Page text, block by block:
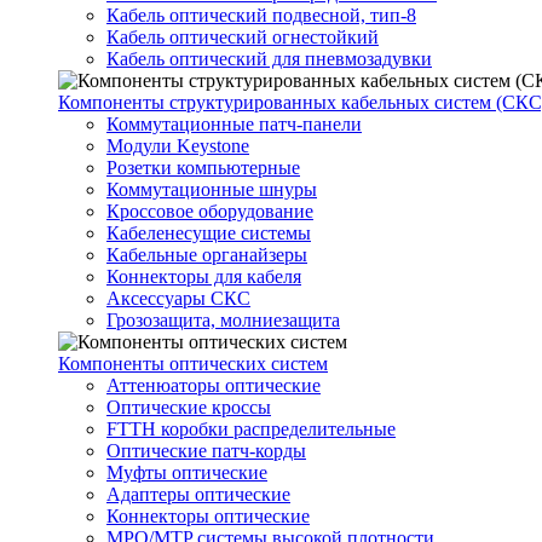
Кабель оптический подвесной, тип-8
Кабель оптический огнестойкий
Кабель оптический для пневмозадувки
Компоненты структурированных кабельных систем
Коммутационные патч-панели
Модули Keystone
Розетки компьютерные
Коммутационные шнуры
Кроссовое оборудование
Кабеленесущие системы
Кабельные органайзеры
Коннекторы для кабеля
Аксессуары СКС
Грозозащита, молниезащита
Компоненты оптических систем
Аттенюаторы оптические
Оптические кроссы
FTTH коробки распределительные
Оптические патч-корды
Муфты оптические
Адаптеры оптические
Коннекторы оптические
MPO/MTP системы высокой плотности